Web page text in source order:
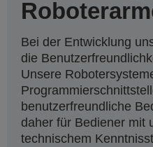
Bei der Entwicklung
die
Unsere
benutzerfreundliche
daher für Bediener mit
technischem